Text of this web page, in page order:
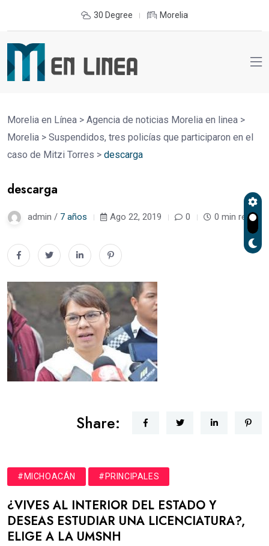
30 Degree Morelia
Morelia en Línea > Agencia de noticias Morelia en linea >
Morelia > Suspendidos, tres policías que participaron en el
caso de Mitzi Torres > descarga
descarga
admin / 7 años Ago 22, 2019 0 0 min read
Share:
#MICHOACÁN #PRINCIPALES
¿VIVES AL INTERIOR DEL ESTADO Y
DESEAS ESTUDIAR UNA LICENCIATURA?,
ELIGE A LA UMSNH